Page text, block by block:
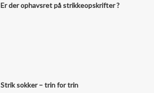
Er der ophavsret på strikkeopskrifter ?
Strik sokker – trin for trin